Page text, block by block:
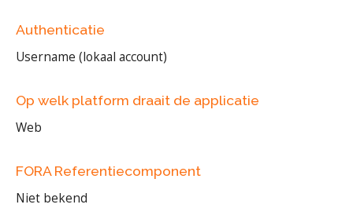
Authenticatie
Username (lokaal account)
Op welk platform draait de applicatie
Web
FORA Referentiecomponent
Niet bekend